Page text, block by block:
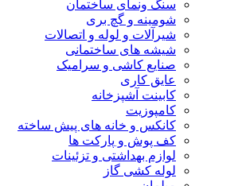
سنگ ونمای ساختمان
شومینه و گچ بری
شیرآلات و لوله و اتصالات
شیشه های ساختمانی
صنایع کاشی و سرامیک
عایق کاری
کابینت آشپزخانه
کامپوزیت
کانکس و خانه های پیش ساخته
کف پوش و پارکت ها
لوازم بهداشتی و تزئینات
لوله کشی گاز